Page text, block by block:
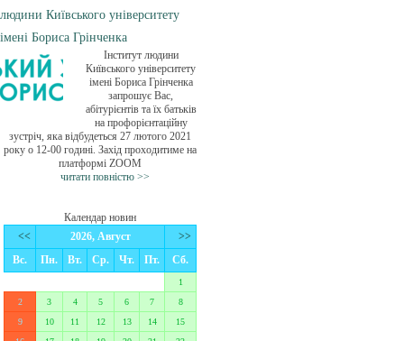
людини Київського університету
імені Бориса Грінченка
Інститут людини
Київського університету
імені Бориса Грінченка
запрошує Вас,
абітурієнтів та їх батьків
на профорієнтаційну
зустріч, яка відбудеться 27 лютого 2021
року о 12-00 годині. Захід проходитиме на
платформі ZOOM
читати повністю >>
Календар новин
<<
2026, Август
>>
Вс.
Пн. Вт. Ср. Чт. Пт. Сб.
1
2
3 4 5 6 7
8
9
10 11 12 13 14
15